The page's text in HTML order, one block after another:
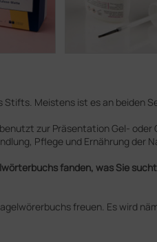
Stifts. Meistens ist es an beiden
zur Präsentation Gel- oder
Pflege und Ernährung der
fanden, was Sie
freuen. Es wird